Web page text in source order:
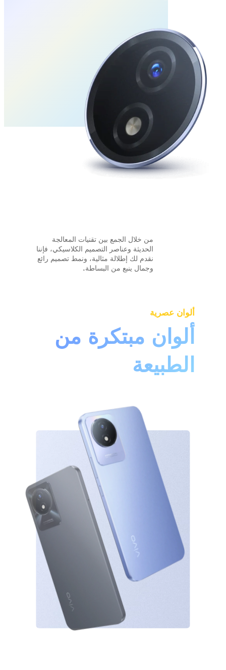
من خلال الجمع بين تقنيات المعالجة
الحديثة وعناصر التصميم الكلاسيكي، فإننا
نقدم لك إطلالة مثالية، ونمط تصميم رائع
وجمال ينبع من البساطة.
ألوان عصرية
ألوان مبتكرة من
الطبيعة